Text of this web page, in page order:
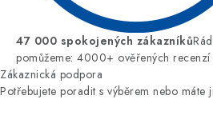
47 000 spokojených zákazníků
pomůžeme: 4000+ ověřených
Zákaznická podpora
Potřebujete poradit s výběrem nebo máte